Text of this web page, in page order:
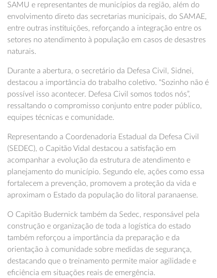
SAMU e representantes de municípios da região, além do
envolvimento direto das secretarias municipais, do SAMAE,
entre outras instituições, reforçando a integração entre os
setores no atendimento à população em casos de desastres
naturais.
Durante a abertura, o secretário da Defesa Civil, Sidnei,
destacou a importância do trabalho coletivo. “Sozinho não é
possível isso acontecer. Defesa Civil somos todos nós”,
ressaltando o compromisso conjunto entre poder público,
equipes técnicas e comunidade.
Representando a Coordenadoria Estadual da Defesa Civil
(SEDEC), o Capitão Vidal destacou a satisfação em
acompanhar a evolução da estrutura de atendimento e
planejamento do município. Segundo ele, ações como essa
fortalecem a prevenção, promovem a proteção da vida e
aproximam o Estado da população do litoral paranaense.
O Capitão Budernick também da Sedec, responsável pela
construção e organização de toda a logística do estado
também reforçou a importância da preparação e da
orientação à comunidade sobre medidas de segurança,
destacando que o treinamento permite maior agilidade e
eficiência em situações reais de emergência.